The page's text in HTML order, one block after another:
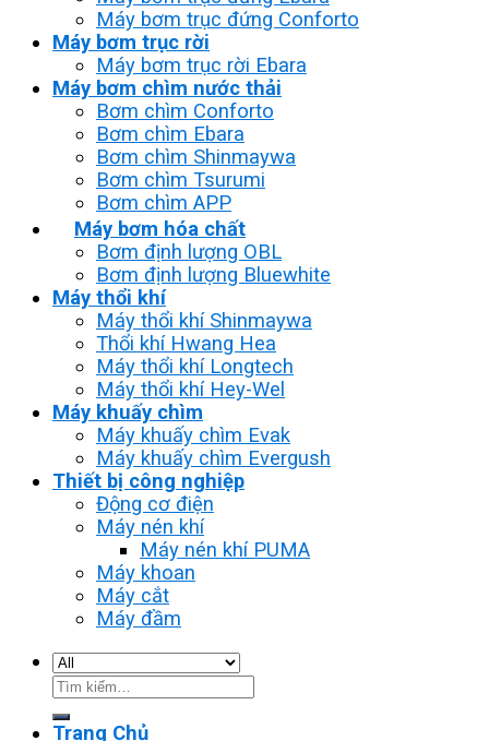
Máy bơm trục đứng Conforto
Máy bơm trục rời
Máy bơm trục rời Ebara
Máy bơm chìm nước thải
Bơm chìm Conforto
Bơm chìm Ebara
Bơm chìm Shinmaywa
Bơm chìm Tsurumi
Bơm chìm APP
Máy bơm hóa chất
Bơm định lượng OBL
Bơm định lượng Bluewhite
Máy thổi khí
Máy thổi khí Shinmaywa
Thổi khí Hwang Hea
Máy thổi khí Longtech
Máy thổi khí Hey-Wel
Máy khuấy chìm
Máy khuấy chìm Evak
Máy khuấy chìm Evergush
Thiết bị công nghiệp
Động cơ điện
Máy nén khí
Máy nén khí PUMA
Máy khoan
Máy cắt
Máy đầm
Tìm
Trang Chủ